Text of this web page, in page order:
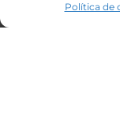
Política de
CONTACTA